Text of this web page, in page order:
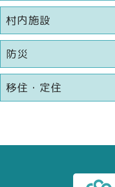
村内施設
防災
移住・定住